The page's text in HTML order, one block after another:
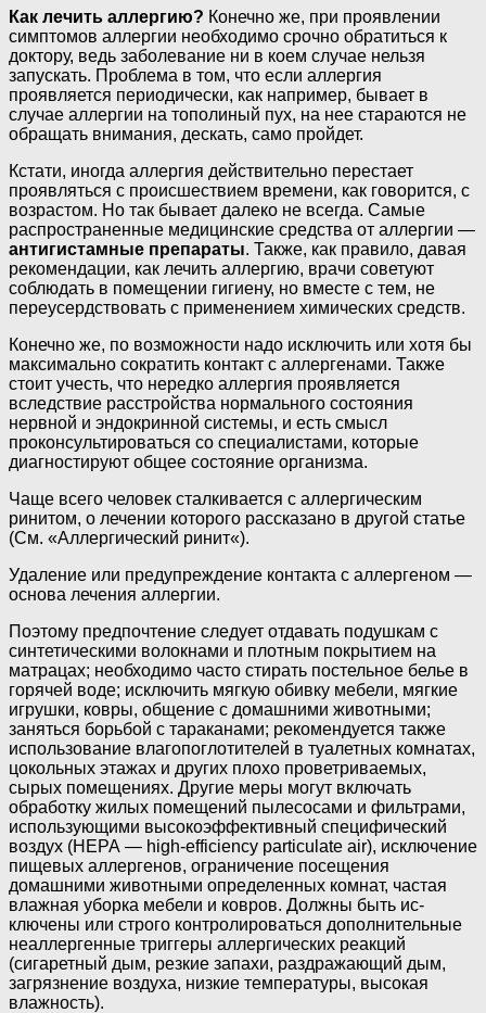
Как лечить аллергию? Конечно же, при проявлении
симптомов аллергии необходимо срочно обратиться к
доктору, ведь заболевание ни в коем случае нельзя
запускать. Проблема в том, что если аллергия
проявляется периодически, как например, бывает в
случае аллергии на тополиный пух, на нее стараются не
обращать внимания, дескать, само пройдет.
Кстати, иногда аллергия действительно перестает
проявляться с происшествием времени, как говорится, с
возрастом. Но так бывает далеко не всегда. Самые
распространенные медицинские средства от аллергии —
антигистамные препараты. Также, как правило, давая
рекомендации, как лечить аллергию, врачи советуют
соблюдать в помещении гигиену, но вместе с тем, не
переусердствовать с применением химических средств.
Конечно же, по возможности надо исключить или хотя бы
максимально сократить контакт с аллергенами. Также
стоит учесть, что нередко аллергия проявляется
вследствие расстройства нормального состояния
нервной и эндокринной системы, и есть смысл
проконсультироваться со специалистами, которые
диагностируют общее состояние организма.
Чаще всего человек сталкивается с аллергическим
ринитом, о лечении которого рассказано в другой статье
(См. «Аллергический ринит«).
Удаление или предупреждение контакта с аллергеном —
основа лечения аллергии.
Поэтому предпочтение следует отдавать подушкам с
синтетическими волокнами и плотным покрытием на
матрацах; необхо­димо часто стирать постельное белье в
горячей воде; исключить мягкую обивку мебели, мягкие
игрушки, ковры, общение с домашними животными;
заняться борь­бой с тараканами; рекомендуется также
использование влагопоглотителей в туа­летных комнатах,
цокольных этажах и других плохо проветриваемых,
сырых по­мещениях. Другие меры могут включать
обработку жилых помещений пылесоса­ми и фильтрами,
использующими высо­коэффективный специфический
воздух (НЕРА — high-efficiency particulate air), ис­ключение
пищевых аллергенов, ограни­чение посещения
домашними животными определенных комнат, частая
влажная уборка мебели и ковров. Должны быть ис­
ключены или строго контролироваться дополнительные
неаллергенные тригге­ры аллергических реакций
(сигаретный дым, резкие запахи, раздражающий дым,
загрязнение воздуха, низкие температу­ры, высокая
влажность).